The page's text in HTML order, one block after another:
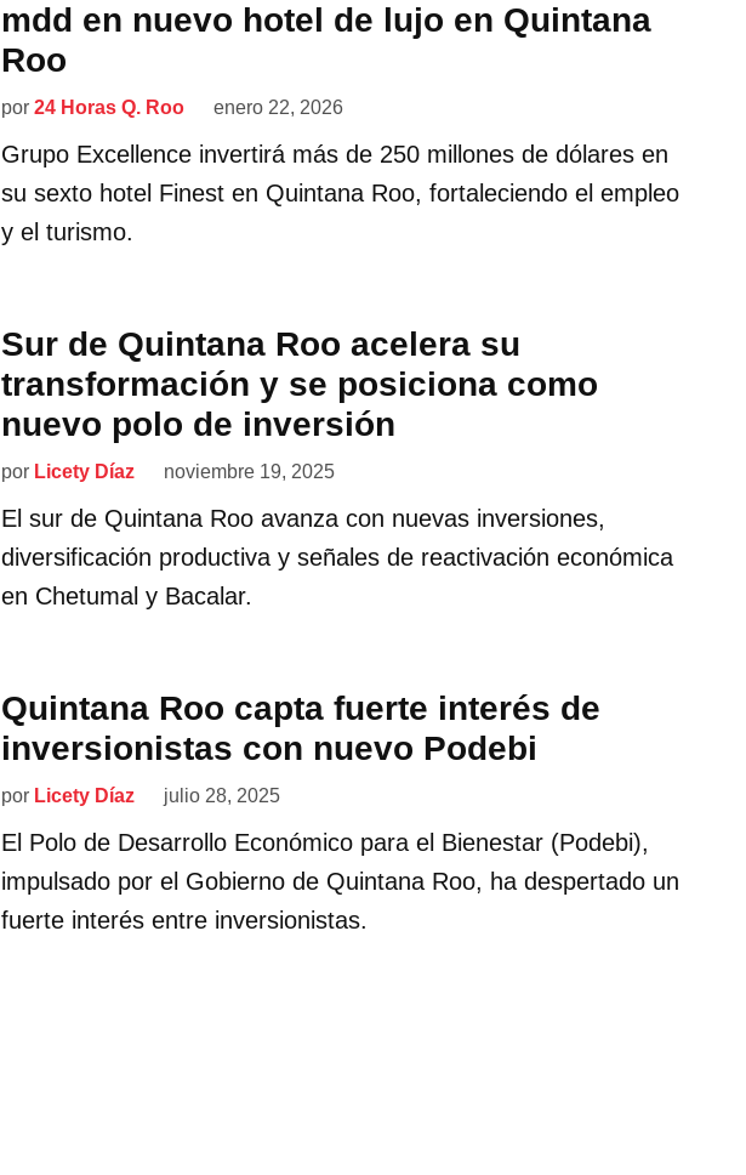
mdd en nuevo hotel de lujo en Quintana
Roo
por 24 Horas Q. Roo enero 22, 2026
Grupo Excellence invertirá más de 250 millones de dólares en
su sexto hotel Finest en Quintana Roo, fortaleciendo el empleo
y el turismo.
Sur de Quintana Roo acelera su
transformación y se posiciona como
nuevo polo de inversión
por Licety Díaz noviembre 19, 2025
El sur de Quintana Roo avanza con nuevas inversiones,
diversificación productiva y señales de reactivación económica
en Chetumal y Bacalar.
Quintana Roo capta fuerte interés de
inversionistas con nuevo Podebi
por Licety Díaz julio 28, 2025
El Polo de Desarrollo Económico para el Bienestar (Podebi),
impulsado por el Gobierno de Quintana Roo, ha despertado un
fuerte interés entre inversionistas.